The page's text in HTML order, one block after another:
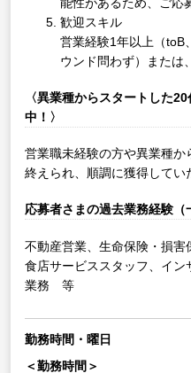
歓迎スキル
営業経験1年以上（toB
ウンド問わず）または
〈異業種からスタートした
中！〉
営業職未経験の方や異業種
終えられ、順調に獲得してい
応募者さまの過去業務経験（
不動産営業、生命保険・損
食店サービススタッフ、イ
業務 等
勤務時間・曜日
＜勤務時間＞